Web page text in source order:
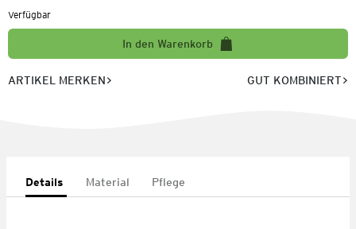
Verfügbar
In den Warenkorb
ARTIKEL MERKEN GUT KOMBINIERT
Details Material Pflege